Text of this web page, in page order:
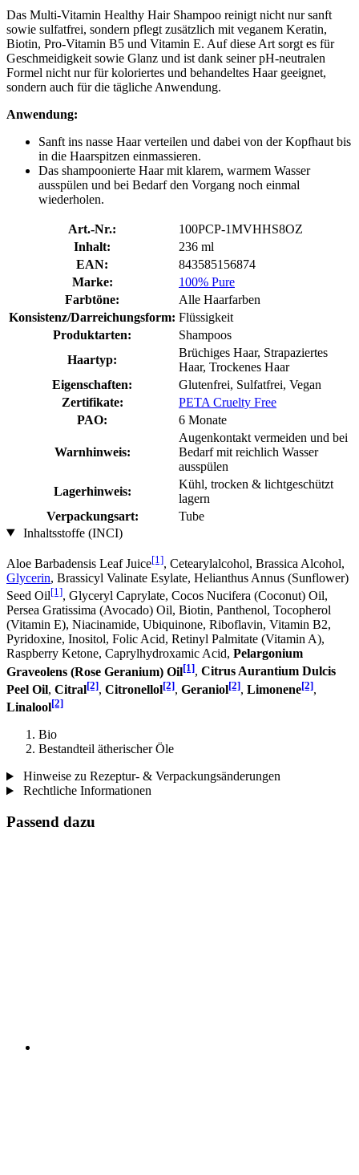
Das Multi-Vitamin Healthy Hair Shampoo reinigt nicht nur sanft
sowie sulfatfrei, sondern pflegt zusätzlich mit veganem Keratin,
Biotin, Pro-Vitamin B5 und Vitamin E. Auf diese Art sorgt es für
Geschmeidigkeit sowie Glanz und ist dank seiner pH-neutralen
Formel nicht nur für koloriertes und behandeltes Haar geeignet,
sondern auch für die tägliche Anwendung.
Anwendung:
Sanft ins nasse Haar verteilen und dabei von der Kopfhaut bis
in die Haarspitzen einmassieren.
Das shampoonierte Haar mit klarem, warmem Wasser
ausspülen und bei Bedarf den Vorgang noch einmal
wiederholen.
Art.-Nr.:
100PCP-1MVHHS8OZ
Inhalt:
236 ml
EAN:
843585156874
Marke:
100% Pure
Farbtöne:
Alle Haarfarben
Konsistenz/Darreichungsform: Flüssigkeit
Produktarten:
Shampoos
Haartyp:
Brüchiges Haar, Strapaziertes
Haar, Trockenes Haar
Eigenschaften:
Glutenfrei, Sulfatfrei, Vegan
Zertifikate:
PETA Cruelty Free
PAO:
6 Monate
Warnhinweis:
Augenkontakt vermeiden und bei
Bedarf mit reichlich Wasser
ausspülen
Lagerhinweis:
Kühl, trocken & lichtgeschützt
lagern
Verpackungsart:
Tube
Inhaltsstoffe (INCI)
Aloe Barbadensis Leaf Juice[1], Cetearylalcohol, Brassica Alcohol,
Glycerin, Brassicyl Valinate Esylate, Helianthus Annus (Sunflower)
Seed Oil[1], Glyceryl Caprylate, Cocos Nucifera (Coconut) Oil,
Persea Gratissima (Avocado) Oil, Biotin, Panthenol, Tocopherol
(Vitamin E), Niacinamide, Ubiquinone, Riboflavin, Vitamin B2,
Pyridoxine, Inositol, Folic Acid, Retinyl Palmitate (Vitamin A),
Raspberry Ketone, Caprylhydroxamic Acid, Pelargonium
Graveolens (Rose Geranium) Oil[1], Citrus Aurantium Dulcis
Peel Oil, Citral[2], Citronellol[2], Geraniol[2], Limonene[2],
Linalool[2]
Bio
Bestandteil ätherischer Öle
Hinweise zu Rezeptur- & Verpackungsänderungen
Rechtliche Informationen
Passend dazu